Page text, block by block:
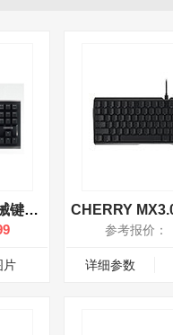
CHERRY MX1.1机械键盘 茶轴
片
参考报价：
详细参数